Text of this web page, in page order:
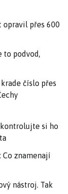
přes 600
to podvod,
číslo přes
si ho
znamenají
nástroj. Tak